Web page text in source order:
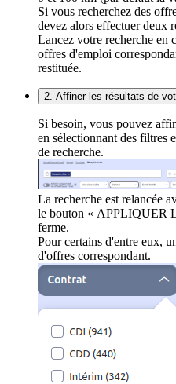
Si vous recherchez des
devez alors effectuer deux
Lancez votre recherche en
offres d'emploi
restituée.
2. Affiner les résultats de
Si besoin, vous pouvez
en sélectionnant des filtres
de recherche.
La recherche est relancée
le bouton « APPLIQUER
ferme.
Pour certains d'entre eux,
d'offres correspondant.